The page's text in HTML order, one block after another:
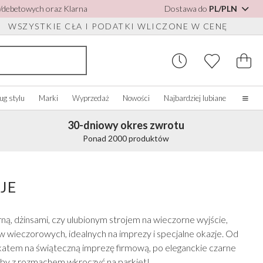
debetowych oraz Klarna Dostawa do PL/PLN
WSZYSTKIE CŁA I PODATKI WLICZONE W CENĘ
słoniowa/Biały
Perfect Occasion
Rainbow Club
Avalia
butów Zegarki ślubne
Pudełka na zegarki
Okulary przeciwsłoneczne ślubne
stylu Marki Wyprzedaż Nowości Najbardziej lubiane
Strona główna
Nasza historia
30-dniowy okres zwrotu
Ponad 2000 produktów
dżinsami, czy ulubionym strojem na wieczorne wyjście,
idealnych na imprezy i specjalne okazje. Od
na świąteczną imprezę firmową, po eleganckie czarne